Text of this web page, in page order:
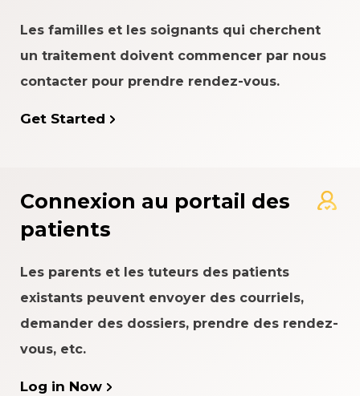
Les familles et les soignants qui cherchent
un traitement doivent commencer par nous
contacter pour prendre rendez-vous.
Get Started
Connexion au portail des
patients
Les parents et les tuteurs des patients
existants peuvent envoyer des courriels,
demander des dossiers, prendre des rendez-
vous, etc.
Log in Now